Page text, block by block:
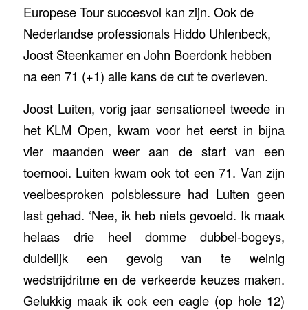
Europese Tour succesvol kan zijn. Ook de
Nederlandse professionals Hiddo Uhlenbeck,
Joost Steenkamer en John Boerdonk hebben
na een 71 (+1) alle kans de cut te overleven.
Joost Luiten, vorig jaar sensationeel tweede in
het KLM Open, kwam voor het eerst in bijna
vier maanden weer aan de start van een
toernooi. Luiten kwam ook tot een 71. Van zijn
veelbesproken polsblessure had Luiten geen
last gehad. ‘Nee, ik heb niets gevoeld. Ik maak
helaas drie heel domme dubbel-bogeys,
duidelijk een gevolg van te weinig
wedstrijdritme en de verkeerde keuzes maken.
Gelukkig maak ik ook een eagle (op hole 12)